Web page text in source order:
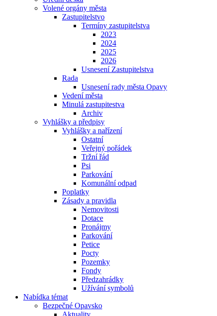
Volené orgány města
Zastupitelstvo
Termíny zastupitelstva
2023
2024
2025
2026
Usnesení Zastupitelstva
Rada
Usnesení rady města Opavy
Vedení města
Minulá zastupitestva
Archiv
Vyhlášky a předpisy
Vyhlášky a nařízení
Ostatní
Veřejný pořádek
Tržní řád
Psi
Parkování
Komunální odpad
Poplatky
Zásady a pravidla
Nemovitosti
Dotace
Pronájmy
Parkování
Petice
Pocty
Pozemky
Fondy
Předzahrádky
Užívání symbolů
Nabídka témat
Bezpečné Opavsko